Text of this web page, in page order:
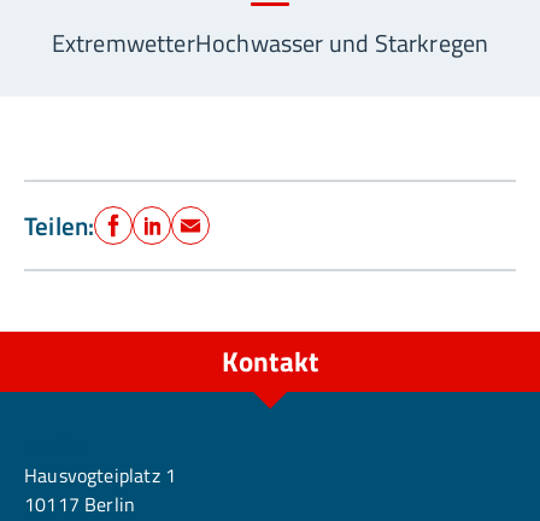
ExtremwetterHochwasser und Starkregen
Teilen: Facebook
LinkedIn
E-Mail
Kontakt
Hausvogteiplatz 1
10117 Berlin